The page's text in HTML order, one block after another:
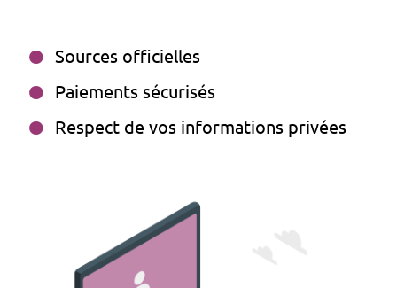
Sources officielles
Paiements sécurisés
Respect de vos informations privées